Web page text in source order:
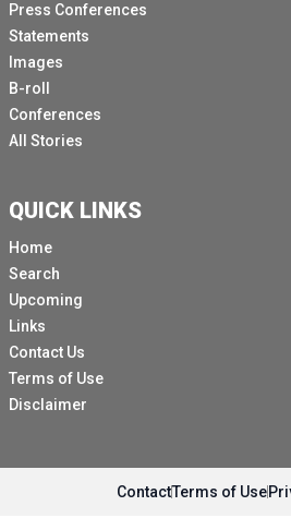
Press Conferences
Statements
Images
B-roll
Conferences
All Stories
QUICK LINKS
Home
Search
Upcoming
Links
Contact Us
Terms of Use
Disclaimer
ContactTerms of Use